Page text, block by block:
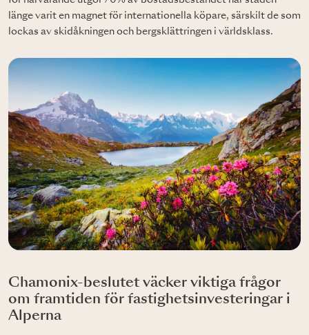
länge varit en magnet för internationella köpare, särskilt de som
lockas av skidåkningen och bergsklättringen i världsklass.
Chamonix-beslutet väcker viktiga frågor
om framtiden för fastighetsinvesteringar i
Alperna